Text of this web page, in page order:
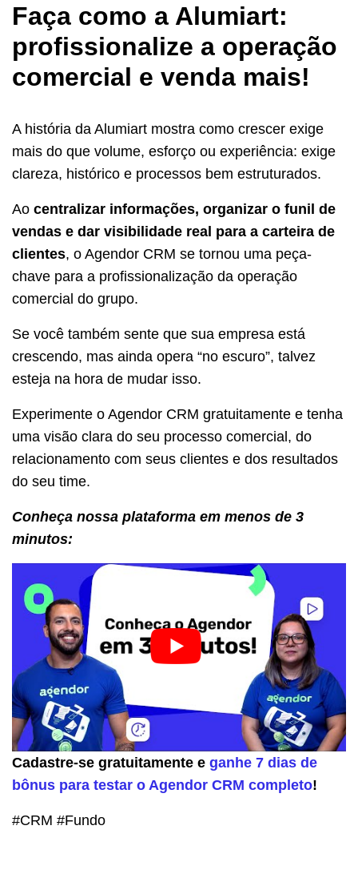
Faça como a Alumiart:
profissionalize a operação
comercial e venda mais!
A história da Alumiart mostra como crescer exige
mais do que volume, esforço ou experiência: exige
clareza, histórico e processos bem estruturados.
Ao centralizar informações, organizar o funil de
vendas e dar visibilidade real para a carteira de
clientes, o Agendor CRM se tornou uma peça-
chave para a profissionalização da operação
comercial do grupo.
Se você também sente que sua empresa está
crescendo, mas ainda opera “no escuro”, talvez
esteja na hora de mudar isso.
Experimente o Agendor CRM gratuitamente e tenha
uma visão clara do seu processo comercial, do
relacionamento com seus clientes e dos resultados
do seu time.
Conheça nossa plataforma em menos de 3
minutos:
Cadastre-se gratuitamente e ganhe 7 dias de
bônus para testar o Agendor CRM completo!
#CRM #Fundo